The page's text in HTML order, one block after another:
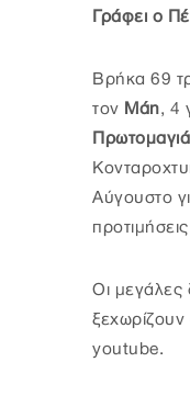
Γράφει ο
Βρήκα 69
τον Μάη, 4
Πρωτομαγιά
Αύγουστο
Οι μεγάλες
youtube.